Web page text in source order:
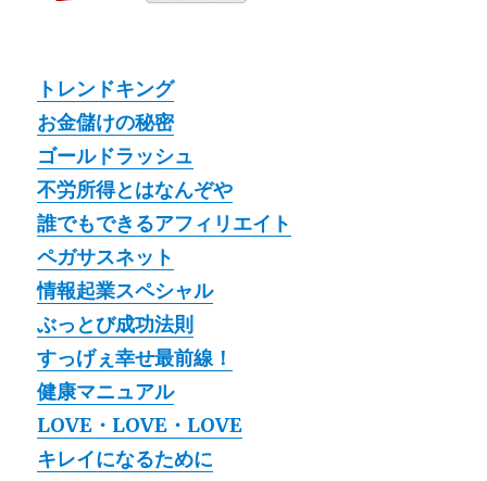
トレンドキング
お金儲けの秘密
ゴールドラッシュ
不労所得とはなんぞや
誰でもできるアフィリエイト
ペガサスネット
情報起業スペシャル
ぶっとび成功法則
すっげぇ幸せ最前線！
健康マニュアル
LOVE・LOVE・LOVE
キレイになるために